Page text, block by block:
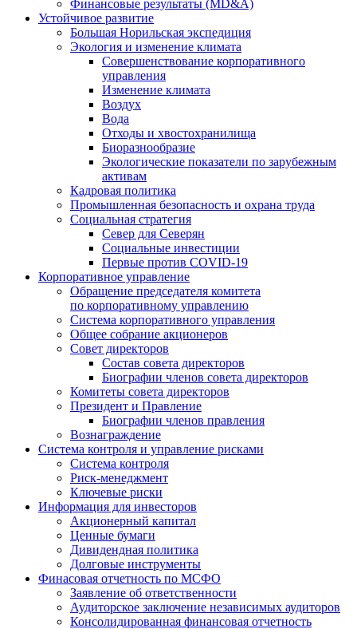
Финансовые результаты (MD&A)
Устойчивое развитие
Большая Норильская экспедиция
Экология и изменение климата
Совершенствование корпоративного
управления
Изменение климата
Воздух
Вода
Отходы и хвостохранилища
Биоразнообразие
Экологические показатели по зарубежным
активам
Кадровая политика
Промышленная безопасность и охрана труда
Социальная стратегия
Север для Северян
Социальные инвестиции
Первые против COVID‑19
Корпоративное управление
Обращение председателя комитета
по корпоративному управлению
Система корпоративного управления
Общее собрание акционеров
Совет директоров
Состав совета директоров
Биографии членов совета директоров
Комитеты совета директоров
Президент и Правление
Биографии членов правления
Вознаграждение
Система контроля и управление рисками
Система контроля
Риск-менеджмент
Ключевые риски
Информация для инвесторов
Акционерный капитал
Ценные бумаги
Дивидендная политика
Долговые инструменты
Финасовая отчетность по МСФО
Заявление об ответственности
Аудиторское заключение независимых аудиторов
Консолидированная финансовая отчетность